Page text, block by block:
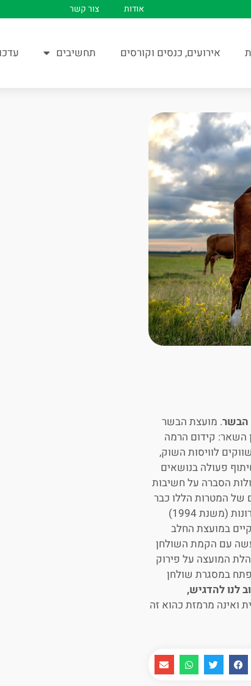
אודות צור קשר
אירועים, כנסים וקורסים תחשיבים
הבשר. מועצת הבשר
השאר: קידום הרמה
לוויסות השוק,
פעולה בנושאים
הסברה על חשיבות
של המטרות הללו כבר
לא רלוונטיות ואין חקיקה המעגנת את מטרות המועצה. בשלושים שנה האחרונות (משנת 1994)
המועצה פועלת במסגרת מועצת החלב, ואין לה ולו עובד אחד. משנת 1997 קיים במועצת החלב
עם הקמת השולחן
המועצה על פירוק
במסגרת שולחן
לנו להדגיש,
ואינה מרמזת כהוא זה